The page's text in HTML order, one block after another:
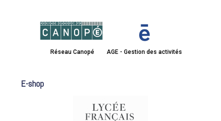
Réseau Canopé AGE - Gestion des activités
E-shop